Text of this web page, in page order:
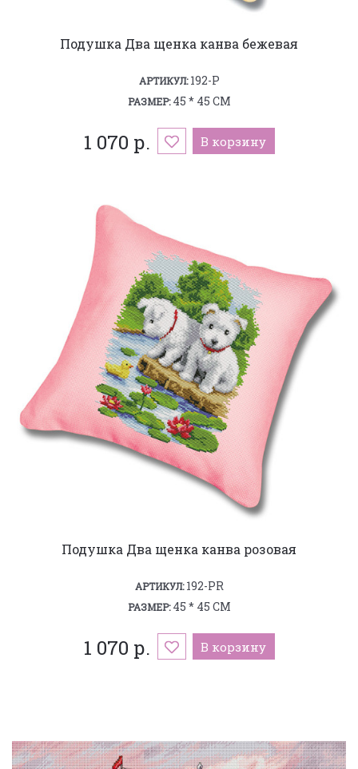
Подушка Два щенка канва бежевая
АРТИКУЛ:192-P
РАЗМЕР:45 * 45 СМ
1 070 р. В корзину
Подушка Два щенка канва розовая
АРТИКУЛ:192-PR
РАЗМЕР:45 * 45 СМ
1 070 р. В корзину